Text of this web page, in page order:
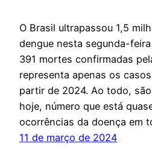
O Brasil ultrapassou 1,5
dengue nesta segunda-
391 mortes confirmadas
representa apenas os
partir de 2024. Ao todo,
hoje, número que está
ocorrências da doença em
11 de março de 2024